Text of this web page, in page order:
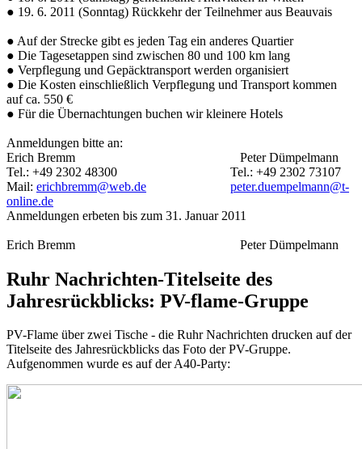
● 19. 6. 2011 (Sonntag) Rückkehr der Teilnehmer aus Beauvais
● Auf der Strecke gibt es jeden Tag ein anderes Quartier
● Die Tagesetappen sind zwischen 80 und 100 km lang
● Verpflegung und Gepäcktransport werden organisiert
● Die Kosten einschließlich Verpflegung und Transport kommen
auf ca. 550 €
● Für die Übernachtungen buchen wir kleinere Hotels
Anmeldungen bitte an:
Erich Bremm Peter Dümpelmann
Tel.: +49 2302 48300 Tel.: +49 2302 73107
Mail: erichbremm@web.de
peter.duempelmann@t-
online.de
Anmeldungen erbeten bis zum 31. Januar 2011
Erich Bremm Peter Dümpelmann
Ruhr Nachrichten-Titelseite des
Jahresrückblicks: PV-flame-Gruppe
PV-Flame über zwei Tische - die Ruhr Nachrichten drucken auf der
Titelseite des Jahresrückblicks das Foto der PV-Gruppe.
Aufgenommen wurde es auf der A40-Party: